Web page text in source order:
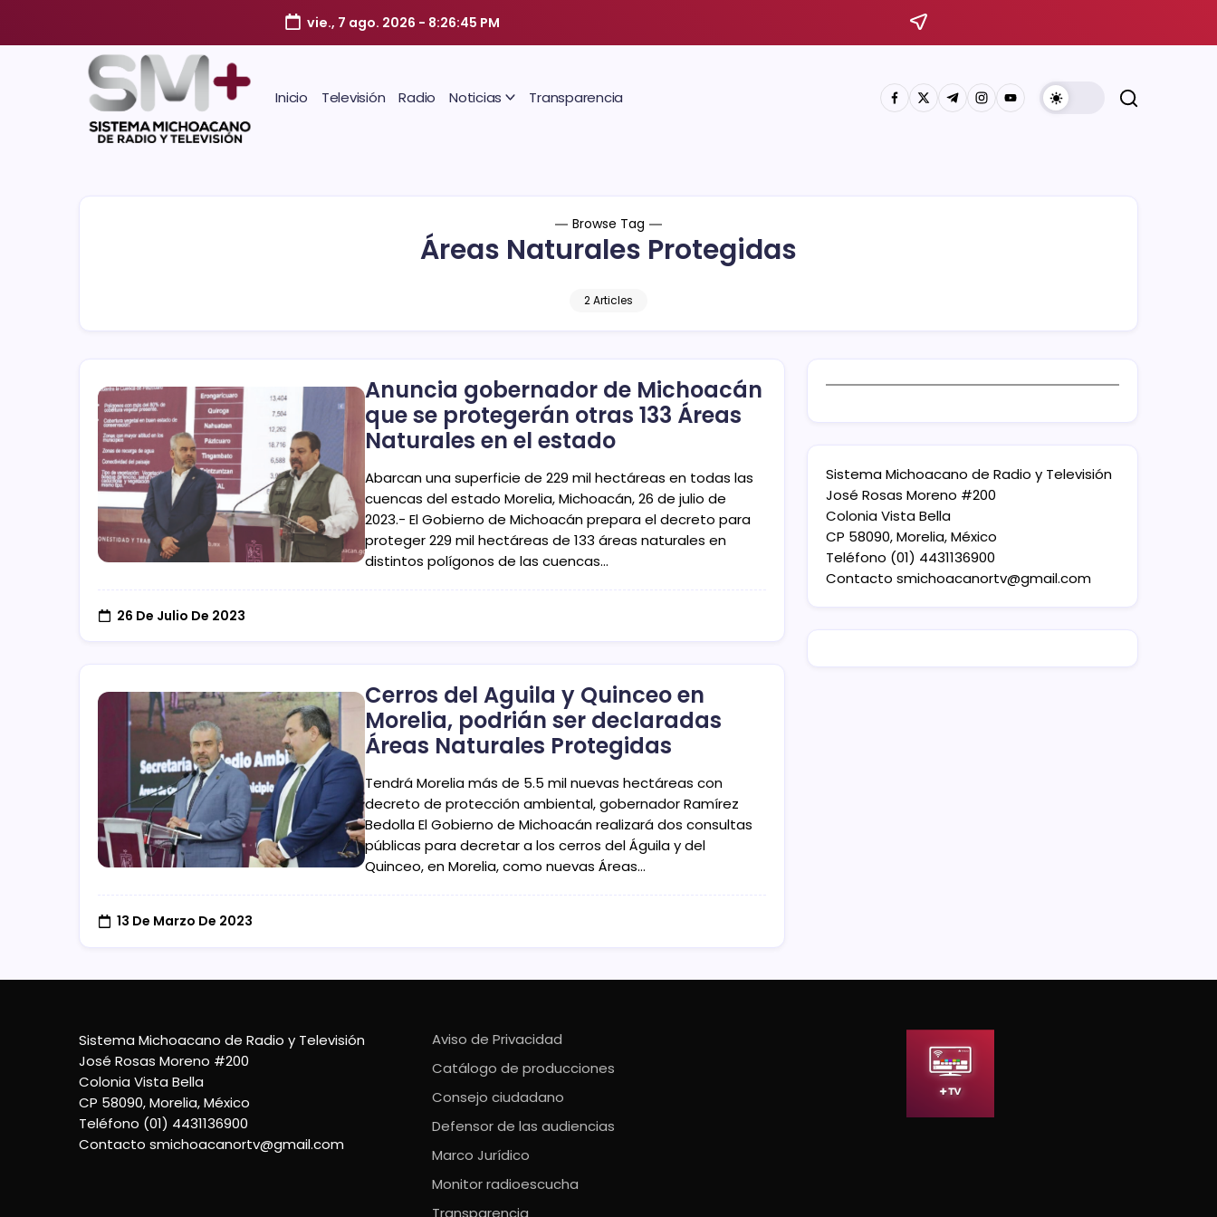
vie., 7 ago. 2026 - 8:26:46 PM
Inicio Televisión Radio Noticias Transparencia
Browse Tag
Áreas Naturales Protegidas
2 Articles
Anuncia gobernador de Michoacán
que se protegerán otras 133 Áreas
Naturales en el estado
Abarcan una superficie de 229 mil hectáreas en todas las
cuencas del estado Morelia, Michoacán, 26 de julio de
2023.- El Gobierno de Michoacán prepara el decreto para
proteger 229 mil hectáreas de 133 áreas naturales en
distintos polígonos de las cuencas…
26 De Julio De 2023
Cerros del Aguila y Quinceo en
Morelia, podrián ser declaradas
Áreas Naturales Protegidas
Tendrá Morelia más de 5.5 mil nuevas hectáreas con
decreto de protección ambiental, gobernador Ramírez
Bedolla El Gobierno de Michoacán realizará dos consultas
públicas para decretar a los cerros del Águila y del
Quinceo, en Morelia, como nuevas Áreas…
13 De Marzo De 2023
Sistema Michoacano de Radio y Televisión
José Rosas Moreno #200
Colonia Vista Bella
CP 58090, Morelia, México
Teléfono (01) 4431136900
Contacto smichoacanortv@gmail.com
Sistema Michoacano de Radio y Televisión
José Rosas Moreno #200
Colonia Vista Bella
CP 58090, Morelia, México
Teléfono (01) 4431136900
Contacto smichoacanortv@gmail.com
Aviso de Privacidad
Catálogo de producciones
Consejo ciudadano
Defensor de las audiencias
Marco Jurídico
Monitor radioescucha
Transparencia